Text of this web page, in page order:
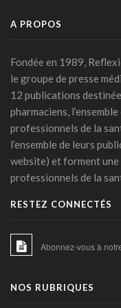
17 février 2026 - 15:27
intégration durable
23 janvier 2026 - 06:54
Les phénotypes
risque basée sur
21 janvier 2026 - 16:39
De l’intérêt de
la nouvelle loi
A PROPOS
Fondée en 1989,
le groupe de presse
12 publications
pharmaciens,
professionnels de la
l’ensemble de leurs
website) et forment une
professionnels de la
RESTEZ CONNECTÉS
Abonnez-vous à
NOS RUBRIQUES